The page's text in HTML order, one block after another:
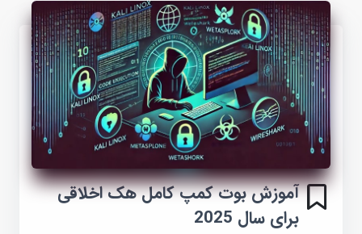
آموزش بوت کمپ کامل هک اخلاقی
برای سال 2025